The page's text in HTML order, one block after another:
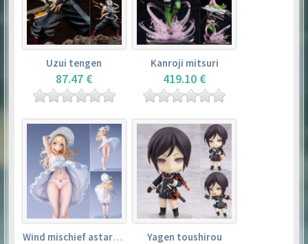
Uzui tengen
87.47 €
Kanroji mitsuri
419.10 €
Wind mischief astarotte Yagen toushirou